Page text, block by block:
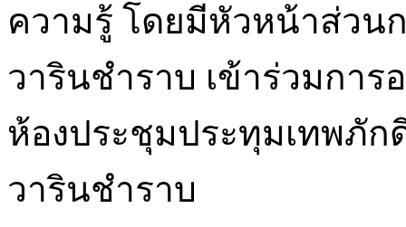
ความรู้ โดยมีหัวหน้าส่วน
วารินชำราบ เข้าร่วมกา
ห้องประชุมประทุมเทพภัก
วารินชำราบ